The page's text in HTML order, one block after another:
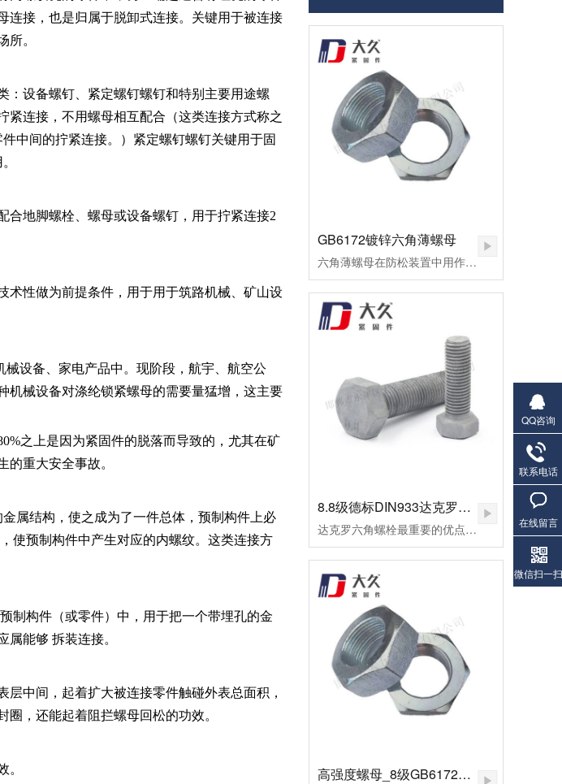
连接，也是归属于脱卸式连接。关键用于被连接
所。
：设备螺钉、紧定螺钉螺钉和特别主要用途螺
连接，不用螺母相互配合（这类连接方式称之
中间的拧紧连接。）紧定螺钉螺钉关键用于固
合地脚螺栓、螺母或设备螺钉，用于拧紧连接2
术性做为前提条件，用于用于筑路机械、矿山设
设备、家电产品中。现阶段，航宇、航空公
机械设备对涤纶锁紧螺母的需要量猛增，这主要
之上是因为紧固件的脱落而导致的，尤其在矿
重大安全事故。
属结构，使之成为了一件总体，预制构件上必
使预制构件中产生对应的内螺纹。这类连接方
制构件（或零件）中，用于把一个带埋孔的金
能够 拆装连接。
中间，起着扩大被连接零件触碰外表总面积，
，还能起着阻拦螺母回松的功效。
。
GB6172镀锌六角薄螺母
六角薄螺母在防松装置中用作副螺母，起锁紧作用，或用于螺纹连接副主要承受剪切力的地方。
8.8级德标DIN933达克罗六角螺栓
达克罗六角螺栓最重要的优点是不氢脆，因此达克罗非常适合加工一些高档螺栓，如8.8级外六角螺栓。达克罗六角螺栓耐高温腐蚀，耐热温度可达300℃以上。但一般的热镀锌加工工艺，当温度做到100摄氏时，早已废料。达克罗涂层与六角螺栓和螺母的结合力好，处理后的外六角螺栓易于喷涂和着色，有机涂层的结合力超过磷化膜。达克罗六角螺栓在生产加工和涂布的全过程中，不会产生对环境有污染的废水废气，不使用三废管理降低了处理成本。
高强度螺母_8级GB6172镀锌薄螺母
QQ咨询
联系电话
在线留言
微信扫一扫